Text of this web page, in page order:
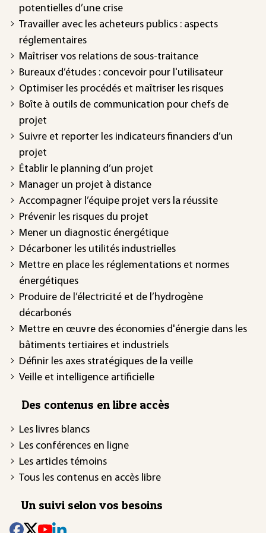
potentielles d’une crise
Travailler avec les acheteurs publics : aspects
réglementaires
Maîtriser vos relations de sous-traitance
Bureaux d’études : concevoir pour l'utilisateur
Optimiser les procédés et maîtriser les risques
Boîte à outils de communication pour chefs de
projet
Suivre et reporter les indicateurs financiers d’un
projet
Établir le planning d’un projet
Manager un projet à distance
Accompagner l’équipe projet vers la réussite
Prévenir les risques du projet
Mener un diagnostic énergétique
Décarboner les utilités industrielles
Mettre en place les réglementations et normes
énergétiques
Produire de l’électricité et de l’hydrogène
décarbonés
Mettre en œuvre des économies d'énergie dans les
bâtiments tertiaires et industriels
Définir les axes stratégiques de la veille
Veille et intelligence artificielle
Des contenus en libre accès
Les livres blancs
Les conférences en ligne
Les articles témoins
Tous les contenus en accès libre
Un suivi selon vos besoins